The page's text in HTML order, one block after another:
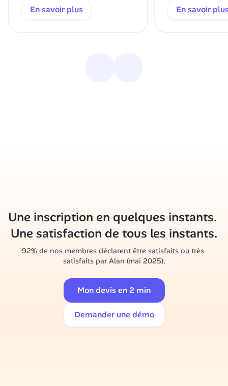
En savoir plus En savoir
Une inscription en quelques instants.
Une satisfaction de tous les instants.
92% de nos membres déclarent être satisfaits ou très
satisfaits par Alan (mai 2025).
Mon devis en 2 min
Demander une démo